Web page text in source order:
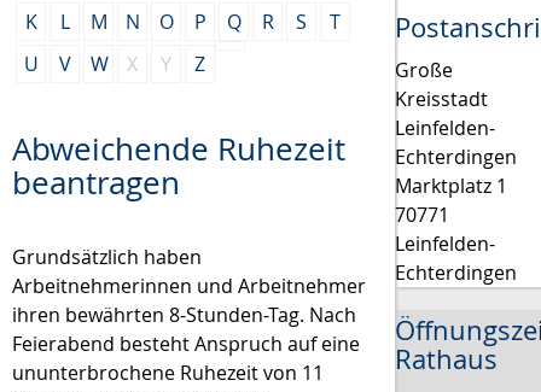
K
L M N O P Q R S
T
U
V W X Y Z
Abweichende Ruhezeit
beantragen
Grundsätzlich haben
Arbeitnehmerinnen und Arbeitnehmer
ihren bewährten 8-Stunden-Tag. Nach
Feierabend besteht Anspruch auf eine
ununterbrochene Ruhezeit von 11
Große
Kreisstadt
Leinfelden-
Echterdingen
Marktplatz 1
70771
Leinfelden-
Echterdingen
Rathaus